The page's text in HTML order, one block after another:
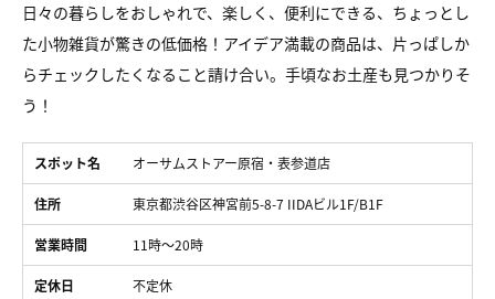
日々の暮らしをおしゃれで、楽しく、便利にできる、ちょっとし
た小物雑貨が驚きの低価格！アイデア満載の商品は、片っぱしか
らチェックしたくなること請け合い。手頃なお土産も見つかりそ
う！
スポット名 オーサムストアー原宿・表参道店
住所 東京都渋谷区神宮前5-8-7 IIDAビル1F/B1F
営業時間 11時〜20時
定休日 不定休